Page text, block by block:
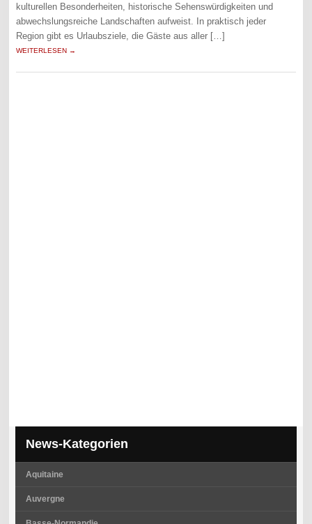
kulturellen Besonderheiten, historische Sehenswürdigkeiten und
abwechslungsreiche Landschaften aufweist. In praktisch jeder
Region gibt es Urlaubsziele, die Gäste aus aller […]
WEITERLESEN →
News-Kategorien
Aquitaine
Auvergne